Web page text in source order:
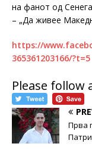
на фанот од
– „Да живее
https://
365361203166/?t=5
Please follow
Прва